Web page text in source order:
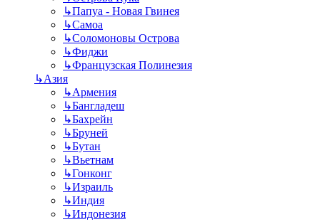
↳Папуа - Новая Гвинея
↳Самоа
↳Соломоновы Острова
↳Фиджи
↳Французская Полинезия
↳Азия
↳Армения
↳Бангладеш
↳Бахрейн
↳Бруней
↳Бутан
↳Вьетнам
↳Гонконг
↳Израиль
↳Индия
↳Индонезия